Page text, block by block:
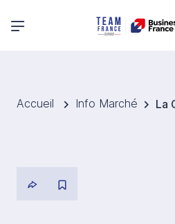
Menu principal
Accueil Info Marché